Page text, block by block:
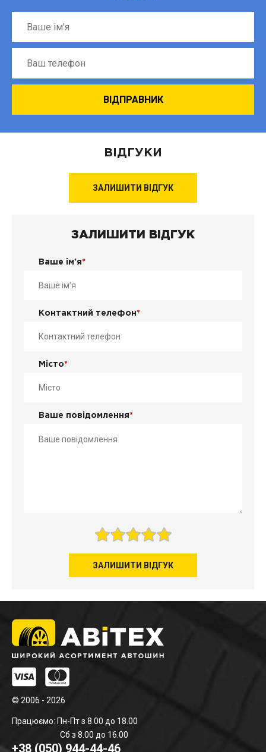
ВІДГУКИ
ЗАЛИШИТИ ВІДГУК
ЗАЛИШИТИ ВІДГУК
Ваше ім'я*
Контактний телефон*
Місто*
Ваше повідомлення*
ЗАЛИШИТИ ВІДГУК
© 2006 - 2026
Працюємо: Пн-Пт з 8.00 до 18.00
Сб з 8.00 до 16.00
+38 (050) 944-44-46